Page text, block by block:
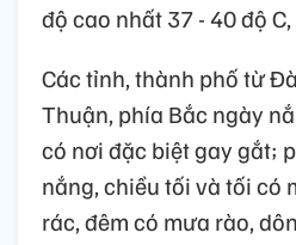
độ cao nhất 37 - 40 độ
Các tỉnh, thành phố từ
Thuận, phía Bắc ngày
có nơi đặc biệt gay gắt;
nắng, chiều tối và tối có
rác, đêm có mưa rào,